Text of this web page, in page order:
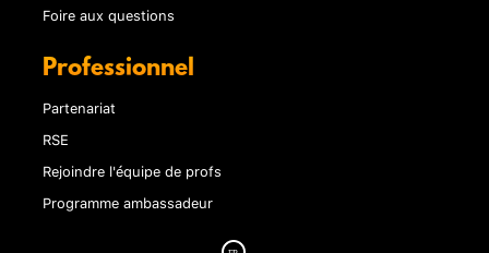
Foire aux questions
Professionnel
Partenariat
RSE
Rejoindre l'équipe de profs
Programme ambassadeur